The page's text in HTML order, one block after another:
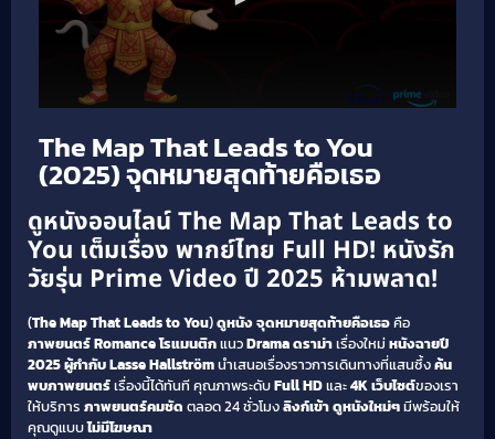
The Map That Leads to You
(2025) จุดหมายสุดท้ายคือเธอ
ดูหนังออนไลน์ The Map That Leads to
You เต็มเรื่อง พากย์ไทย Full HD! หนังรัก
วัยรุ่น Prime Video ปี 2025 ห้ามพลาด!
(The Map That Leads to You)ดูหนังจุดหมายสุดท้ายคือเธอคือ
ภาพยนตร์ Romance โรแมนติกแนวDrama ดราม่าเรื่องใหม่หนังฉายปี
2025ผู้กำกับ Lasse Hallströmนำเสนอเรื่องราวการเดินทางที่แสนซึ้งค้น
พบภาพยนตร์เรื่องนี้ได้ทันที คุณภาพระดับFull HDและ4Kเว็บไซต์ของเรา
ให้บริการ ภาพยนตร์คมชัด ตลอด 24 ชั่วโมงลิงก์เข้า ดูหนังใหม่ๆมีพร้อมให้
คุณดูแบบไม่มีโฆษณา